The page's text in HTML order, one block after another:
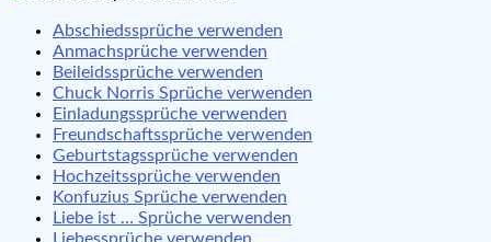
Abschiedssprüche verwenden
Anmachsprüche verwenden
Beileidssprüche verwenden
Chuck Norris Sprüche verwenden
Einladungssprüche verwenden
Freundschaftssprüche verwenden
Geburtstagssprüche verwenden
Hochzeitssprüche verwenden
Konfuzius Sprüche verwenden
Liebe ist … Sprüche verwenden